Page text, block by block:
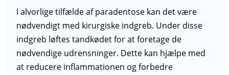
I alvorlige tilfælde af paradentose kan det være
nødvendigt med kirurgiske indgreb. Under disse
indgreb løftes tandkødet for at foretage de
nødvendige udrensninger. Dette kan hjælpe med
at reducere inflammationen og forbedre